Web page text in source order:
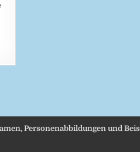
Personenabbildungen und